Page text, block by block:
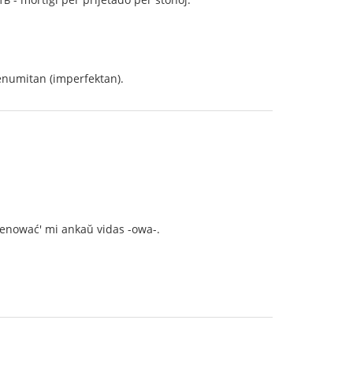
(imperfektan).
mi ankaŭ vidas -owa-.